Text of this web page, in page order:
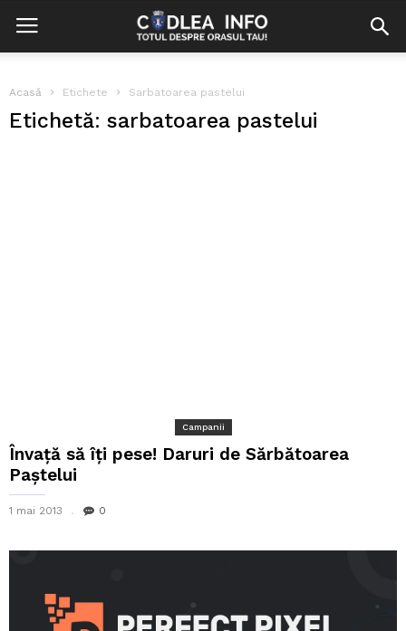
Acasă Etichete Sarbatoarea pastelui
Etichetă: sarbatoarea pastelui
Campanii
Învaţă să îţi pese! Daruri de Sărbătoarea
Paştelui
1 mai 2013 0